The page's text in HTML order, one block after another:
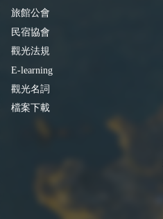
旅館公會
民宿協會
觀光法規
E-learning
觀光名詞
檔案下載